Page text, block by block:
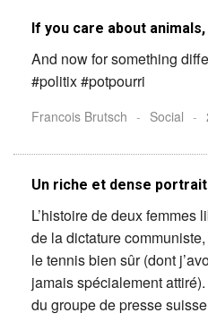
If you care about
And now for something
#politix #potpourri
Francois Brutsch - Social -
Un riche et dense
L’histoire de deux femmes
de la dictature
le tennis bien sûr (dont
jamais spécialement
du groupe de presse